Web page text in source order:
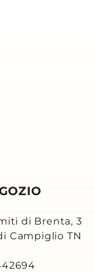
di Brenta, 3
Campiglio TN